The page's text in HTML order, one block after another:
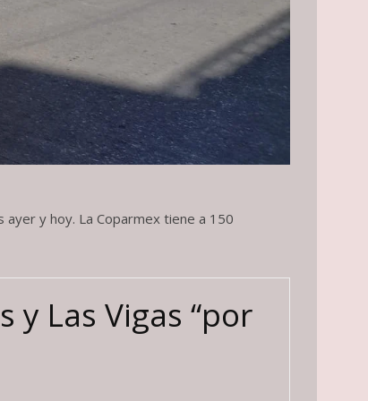
y hoy. La Coparmex tiene a 150
y Las Vigas “por